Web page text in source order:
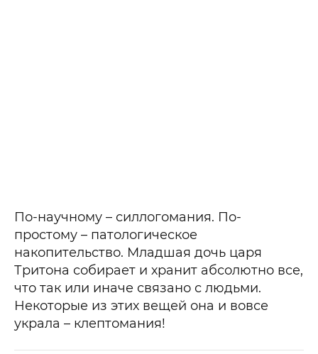
По-научному – силлогомания. По-
простому – патологическое
накопительство. Младшая дочь царя
Тритона собирает и хранит абсолютно все,
что так или иначе связано с людьми.
Некоторые из этих вещей она и вовсе
украла – клептомания!